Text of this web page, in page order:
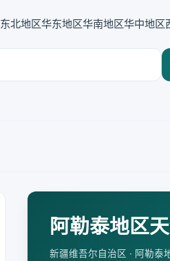
东北地区华东地区华南地区华中地区
阿勒泰地区
新疆维吾尔自治区 · 阿勒泰